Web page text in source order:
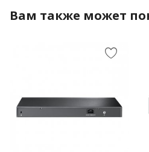
Вам также может